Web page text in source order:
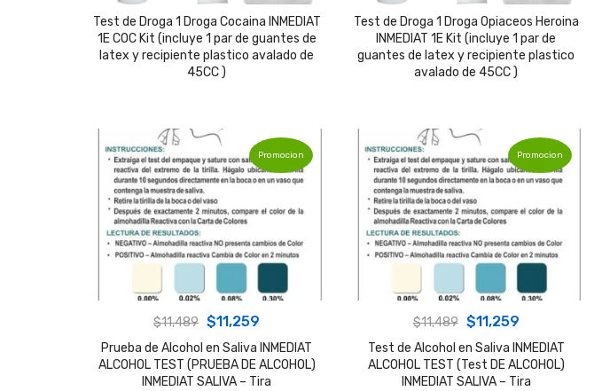
Test de Droga 1 Droga Cocaina INMEDIAT
1E COC Kit (incluye 1 par de guantes de
latex y recipiente plastico avalado de
45CC )
Test de Droga 1 Droga Opiaceos Heroina
INMEDIAT 1E Kit (incluye 1 par de
guantes de latex y recipiente plastico
avalado de 45CC )
Promocion
$11,489 Original
price
was:
$11,259
price
is:
Prueba de Alcohol en Saliva INMEDIAT
ALCOHOL TEST (PRUEBA DE ALCOHOL)
INMEDIAT SALIVA – Tira
Promocion
$11,489 Original
price
was:
$11,259Current
price
is:
Test de Alcohol en Saliva INMEDIAT
ALCOHOL TEST (Test DE ALCOHOL)
INMEDIAT SALIVA – Tira